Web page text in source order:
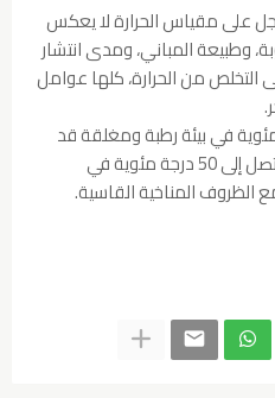
على مقياس الحرارة لا يعكس
وطبيعة المباني، ومدى انتشار
التخلص من الحرارة، كلها عوامل
موجة تبلغ 35 درجة مئوية في بيئة رطبة ومغلقة قد
تشكل خطراً صحياً أكبر من حرارة تصل إلى 50 درجة مئوية في
المناخية القاسية.